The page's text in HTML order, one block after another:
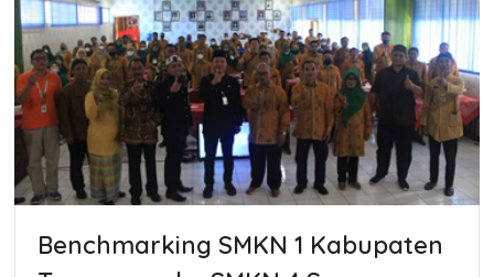
Benchmarking SMKN 1 Kabupaten